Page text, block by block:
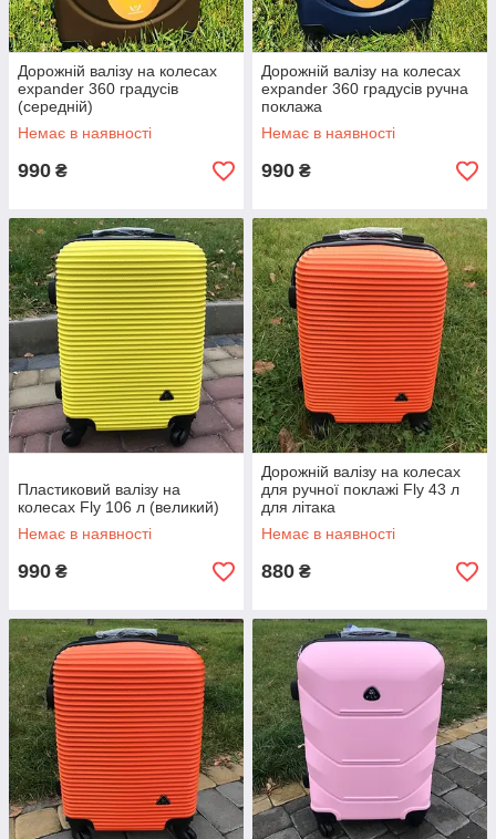
Дорожній валізу на колесах
expander 360 градусів
(середній)
Немає в наявності
990 ₴
Дорожній валізу на колесах
expander 360 градусів ручна
поклажа
Немає в наявності
990 ₴
Пластиковий валізу на
колесах Fly 106 л (великий)
Немає в наявності
990 ₴
Дорожній валізу на колесах
для ручної поклажі Fly 43 л
для літака
Немає в наявності
880 ₴